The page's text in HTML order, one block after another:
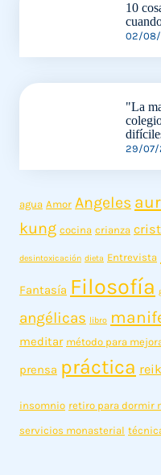
10
02/
"La
29/07/
agua Amor Angeles
kung cocina crianza
desintoxicación dieta Entrevista
Fantasía Filosofía
angélicas libro
meditar método para
prensa práctica
insomnio retiro para dormir
servicios monasterial